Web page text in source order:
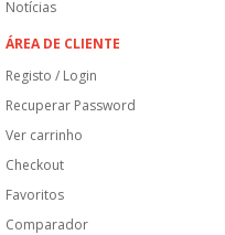
Notícias
ÁREA DE CLIENTE
Registo / Login
Recuperar Password
Ver carrinho
Checkout
Favoritos
Comparador